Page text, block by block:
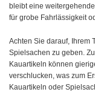
bleibt eine
für grobe Fahrlässigkeit
Achten Sie darauf, Ihrem
Spielsachen zu geben.
Kauartikeln können
verschlucken, was zum
Kauartikeln oder